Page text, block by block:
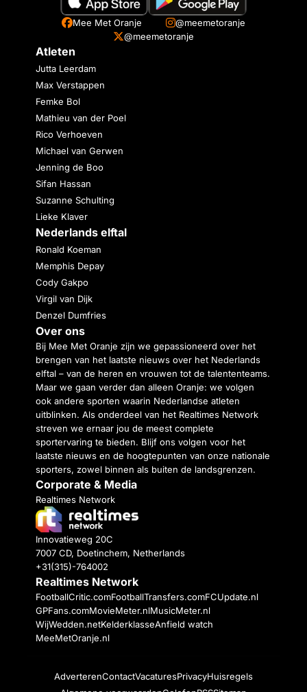
Mee Met Oranje
@meemetoranje
@meemetoranje
Atleten
Jutta Leerdam
Max Verstappen
Femke Bol
Mathieu van der Poel
Rico Verhoeven
Michael van Gerwen
Jenning de Boo
Sifan Hassan
Suzanne Schulting
Lieke Klaver
Nederlands elftal
Ronald Koeman
Memphis Depay
Cody Gakpo
Virgil van Dijk
Denzel Dumfries
Over ons
Bij Mee Met Oranje zijn we gepassioneerd over het
brengen van het laatste nieuws over het Nederlands
elftal – van de heren en vrouwen tot de talententeams.
Maar we gaan verder dan alleen Oranje: we volgen
ook andere sporten waarin Nederlandse atleten
uitblinken. Als onderdeel van het Realtimes Network
streven we ernaar jou de meest complete
sportervaring te bieden. Blijf ons volgen voor het
laatste nieuws en de hoogtepunten van onze nationale
sporters, zowel binnen als buiten de landsgrenzen.
Corporate & Media
Realtimes Network
Innovatieweg 20C
7007 CD, Doetinchem, Netherlands
+31(315)-764002
Realtimes Network
FootballCritic.comFootballTransfers.comFCUpdate.nl
GPFans.comMovieMeter.nlMusicMeter.nl
WijWedden.netKelderklasseAnfield watch
MeeMetOranje.nl
AdverterenContactVacaturesPrivacyHuisregels